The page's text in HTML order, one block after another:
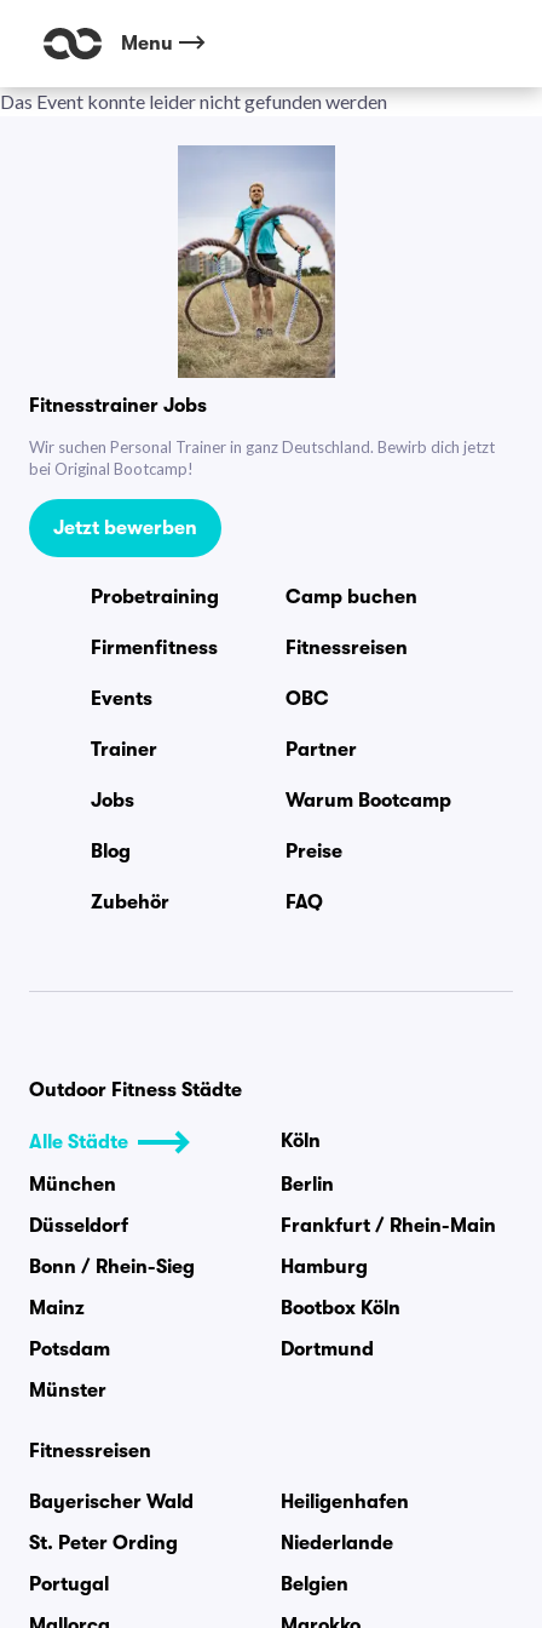
Menu
Das Event konnte leider nicht gefunden werden
Fitnesstrainer Jobs
Wir suchen Personal Trainer in ganz Deutschland. Bewirb dich jetzt
bei Original Bootcamp!
Jetzt bewerben
Probetraining Camp buchen
Firmenfitness Fitnessreisen
Events OBC
Trainer Partner
Jobs Warum Bootcamp
Blog Preise
Zubehör FAQ
Outdoor Fitness Städte
Alle Städte
Köln
München
Berlin
Düsseldorf
Frankfurt / Rhein-Main
Bonn / Rhein-Sieg
Hamburg
Mainz
Bootbox Köln
Potsdam
Dortmund
Münster
Fitnessreisen
Bayerischer Wald
Heiligenhafen
St. Peter Ording
Niederlande
Portugal
Belgien